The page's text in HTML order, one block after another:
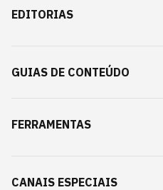
EDITORIAS
GUIAS DE CONTEÚDO
FERRAMENTAS
CANAIS ESPECIAIS